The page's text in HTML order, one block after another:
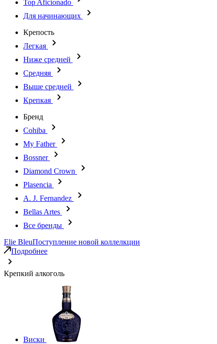
Top Aficionado
Для начинающих
Крепость
Легкая
Ниже средней
Средняя
Выше средней
Крепкая
Бренд
Cohiba
My Father
Bossner
Diamond Crown
Plasencia
A. J. Fernandez
Bellas Artes
Все бренды
Elie BleuПоступление новой коллелкции
Подробнее
Крепкий алкоголь
Виски